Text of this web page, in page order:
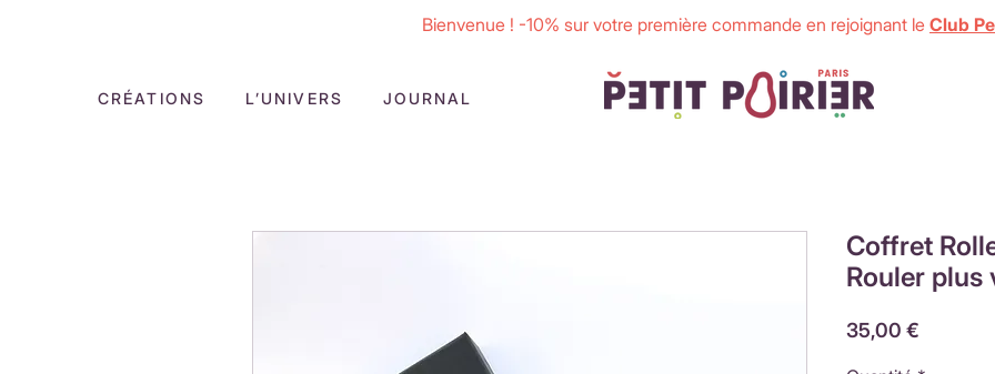
Bienvenue ! -10% sur votre première commande en rejoignant le Club
CRÉATIONS L’UNIVERS JOURNAL
Coffret
Rouler plus
35,00 €